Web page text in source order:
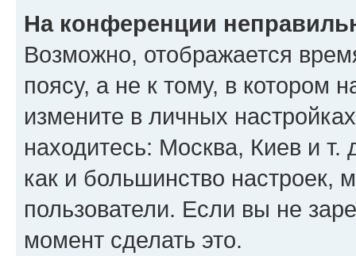
На конференции
Возможно, отображается
поясу, а не к тому, в котором
измените в личных
находитесь: Москва, Киев и т.
как и большинство настроек,
пользователи. Если вы не
момент сделать это.